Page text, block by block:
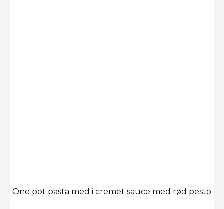
One pot pasta med i cremet sauce med rød pesto